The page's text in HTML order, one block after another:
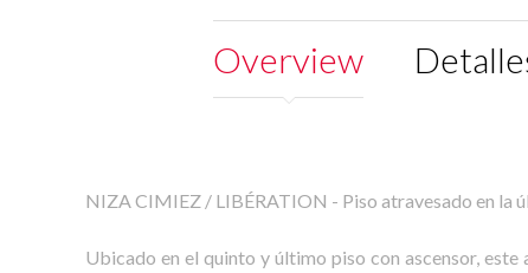
Overview
NIZA CIMIEZ / LIBÉRATION - Piso atravesado en la
Ubicado en el quinto y último piso con ascensor,